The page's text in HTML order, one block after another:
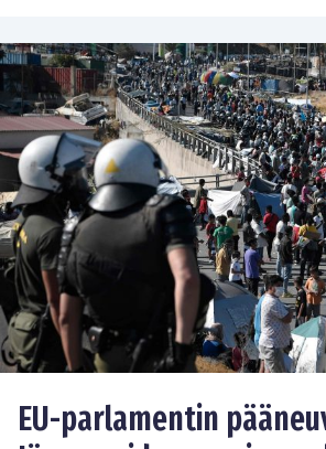
EU-parlamentin